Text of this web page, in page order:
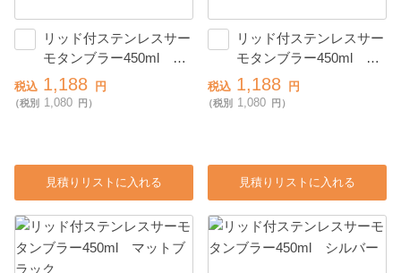
リッド付ステンレスサー
モタンブラー450ml ス
モークブルー
税込 1,188 円
（税別 1,080 円）
見積りリストに入れる
リッド付ステンレスサー
モタンブラー450ml マ
ットホワイト
税込 1,188 円
（税別 1,080 円）
見積りリストに入れる